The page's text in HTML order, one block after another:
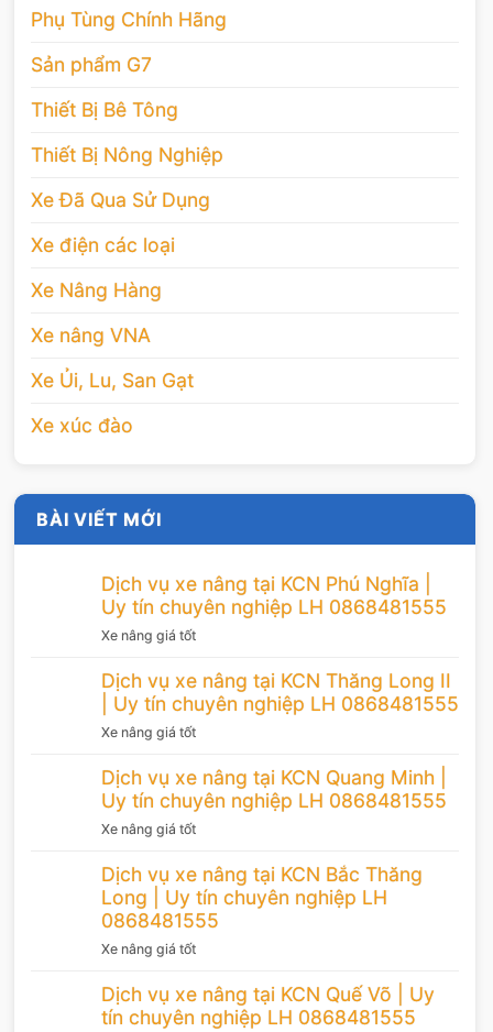
Phụ Tùng Chính Hãng
Sản phẩm G7
Thiết Bị Bê Tông
Thiết Bị Nông Nghiệp
Xe Đã Qua Sử Dụng
Xe điện các loại
Xe Nâng Hàng
Xe nâng VNA
Xe Ủi, Lu, San Gạt
Xe xúc đào
BÀI VIẾT MỚI
Dịch vụ xe nâng tại KCN Phú Nghĩa |
Uy tín chuyên nghiệp LH 0868481555
Xe nâng giá tốt
Dịch vụ xe nâng tại KCN Thăng Long II
| Uy tín chuyên nghiệp LH 0868481555
Xe nâng giá tốt
Dịch vụ xe nâng tại KCN Quang Minh |
Uy tín chuyên nghiệp LH 0868481555
Xe nâng giá tốt
Dịch vụ xe nâng tại KCN Bắc Thăng
Long | Uy tín chuyên nghiệp LH
0868481555
Xe nâng giá tốt
Dịch vụ xe nâng tại KCN Quế Võ | Uy
tín chuyên nghiệp LH 0868481555